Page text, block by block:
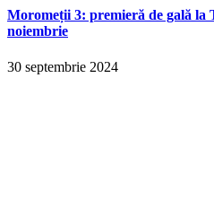
Moromeții 3: premieră de gală la
noiembrie
30 septembrie 2024